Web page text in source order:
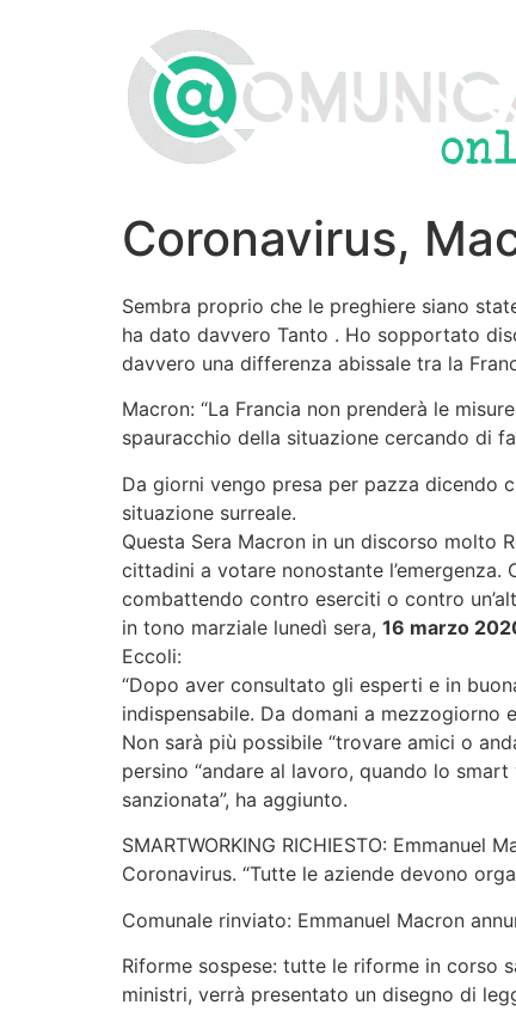
Coronavirus,
Sembra proprio che le preghiere siano
ha dato davvero Tanto . Ho sopportato
davvero una differenza abissale tra la
Macron: “La Francia non prenderà le
spauracchio della situazione cercando di
Da giorni vengo presa per pazza dicendo
situazione surreale.
Questa Sera Macron in un discorso molto
cittadini a votare nonostante l’emergenza.
combattendo contro eserciti o contro
in tono marziale lunedì sera, 16 marzo
Eccoli:
“Dopo aver consultato gli esperti e in
indispensabile. Da domani a mezzogiorno
Non sarà più possibile “trovare amici o
persino “andare al lavoro, quando lo
sanzionata”, ha aggiunto.
SMARTWORKING RICHIESTO:
Coronavirus. “Tutte le aziende devono
Comunale rinviato: Emmanuel Macron
Riforme sospese: tutte le riforme in corso
ministri, verrà presentato un disegno di